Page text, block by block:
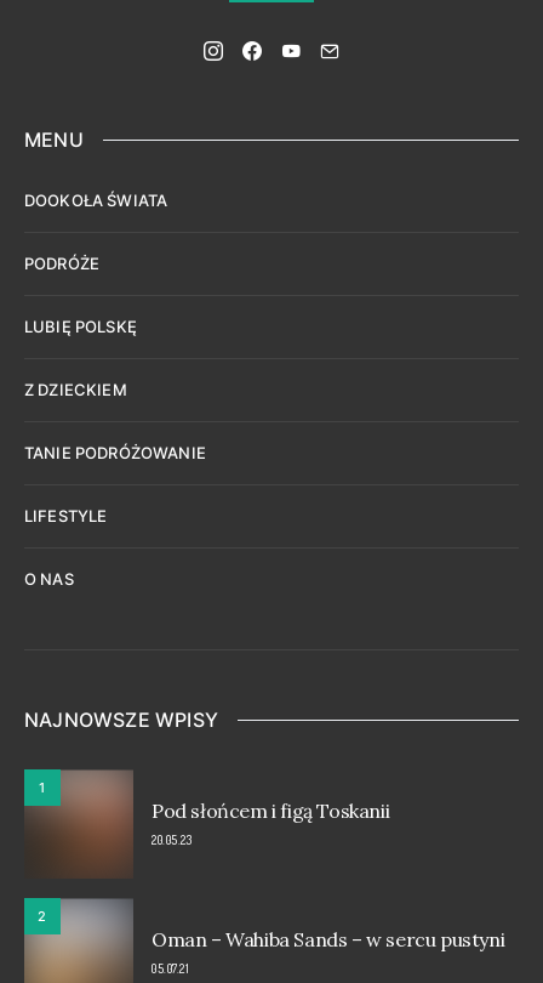
MENU
DOOKOŁA ŚWIATA
PODRÓŻE
LUBIĘ POLSKĘ
Z DZIECKIEM
TANIE PODRÓŻOWANIE
LIFESTYLE
O NAS
NAJNOWSZE WPISY
1
Pod słońcem i figą Toskanii
20.05.23
2
Oman – Wahiba Sands – w sercu pustyni
05.07.21